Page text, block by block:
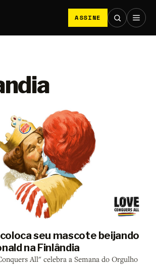
ASSINE
seu mascote beijando
na Finlândia
All" celebra a Semana do Orgulho